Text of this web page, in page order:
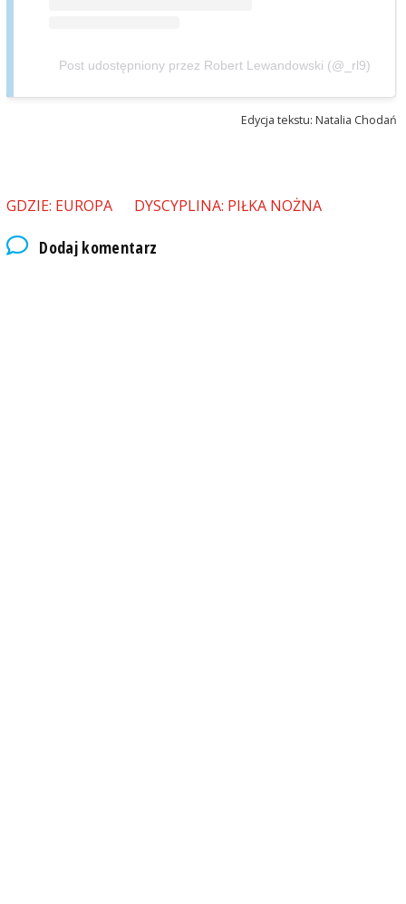
Post udostępniony przez Robert Lewandowski (@_rl9)
Edycja tekstu: Natalia Chodań
GDZIE: EUROPA DYSCYPLINA: PIŁKA NOŻNA
Dodaj komentarz